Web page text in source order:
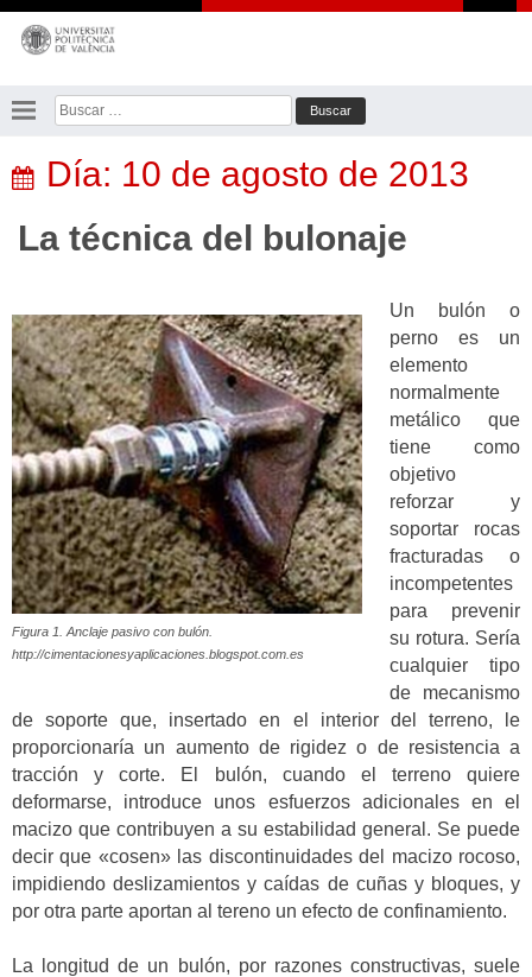
Saltar
contenido
Buscar:
Día: 10 de agosto de 2013
La técnica del bulonaje
Figura 1. Anclaje pasivo con bulón.
http://cimentacionesyaplicaciones.blogspot.com.es
Un bulón o
perno es un
elemento
normalmente
metálico que
tiene como
objetivo
reforzar y
soportar rocas
fracturadas o
incompetentes
para prevenir
su rotura. Sería
cualquier tipo
de mecanismo
de soporte que, insertado en el interior del terreno, le
proporcionaría un aumento de rigidez o de resistencia a
tracción y corte. El bulón, cuando el terreno quiere
deformarse, introduce unos esfuerzos adicionales en el
macizo que contribuyen a su estabilidad general. Se puede
decir que «cosen» las discontinuidades del macizo rocoso,
impidiendo deslizamientos y caídas de cuñas y bloques, y
por otra parte aportan al tereno un efecto de confinamiento.
La longitud de un bulón, por razones constructivas, suele